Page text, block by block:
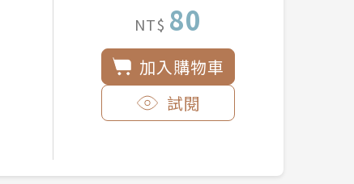
NT$ 80
加入購物車
試閱